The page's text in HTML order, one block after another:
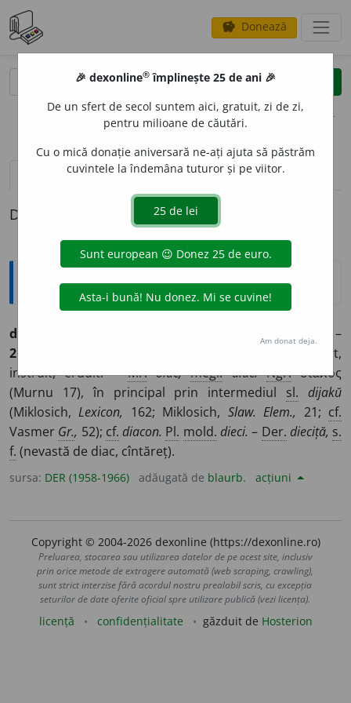
savings Donează
clear
opțiuni
definiții (1) pronunțievolume_up (2)
Definiția cu ID-ul 444479:
Etimologice
di
) Cîntăreț bisericesc. –
2.
Scriitor, om cult,
instruit, erudit. –Mr. δiac, megl. diac. Ngr.διάϰος
(Murnu 17), în principal prin intermediul sl. dijakŭ
(Miklosich,Lexicon, 162; Miklosich, Slaw. Elem., 21; cf.
Vasmer Gr., 52); cf. diacon. Pl. mold. dieci. – Der. dieciță, s.
f. (nevastă de diac, cîntăreț).
sursa: DER (1958-1966) adăugată de blaurb. acțiuni
Copyright © 2004-2026 dexonline (https://dexonline.ro)
Preluarea, stocarea sau utilizarea datelor de pe acest site, inclusiv
prin orice metode de extragere automată (web scraping, crawling),
sunt strict interzise fără acordul nostru prealabil scris, cu excepția
seturilor de date oferite oficial spre utilizare publică (vezi licența).
licență confidențialitate găzduit de Hosterion
🎉 dexonline® împlinește 25 de ani 🎉
De un sfert de secol suntem aici, gratuit, zi de zi,
pentru milioane de căutări.
Cu o mică donație aniversară ne-ați ajuta să păstrăm
cuvintele la îndemâna tuturor și pe viitor.
Am donat deja.